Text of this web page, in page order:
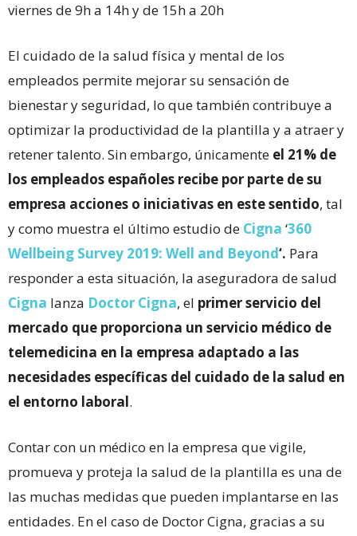
viernes de 9h a 14h y de 15h a 20h
El cuidado de la salud física y mental de los
empleados permite mejorar su sensación de
bienestar y seguridad, lo que también contribuye a
optimizar la productividad de la plantilla y a atraer y
retener talento. Sin embargo, únicamente el 21% de
los empleados españoles recibe por parte de su
empresa acciones o iniciativas en este sentido, tal
y como muestra el último estudio de Cigna ‘360
Wellbeing Survey 2019: Well and Beyond‘. Para
responder a esta situación, la aseguradora de salud
Cigna lanza Doctor Cigna, el primer servicio del
mercado que proporciona un servicio médico de
telemedicina en la empresa adaptado a las
necesidades específicas del cuidado de la salud en
el entorno laboral.
Contar con un médico en la empresa que vigile,
promueva y proteja la salud de la plantilla es una de
las muchas medidas que pueden implantarse en las
entidades. En el caso de Doctor Cigna, gracias a su